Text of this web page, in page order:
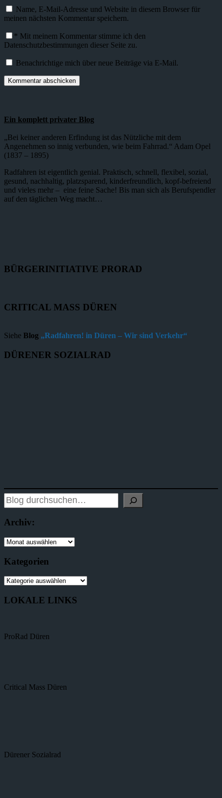
Name, E-Mail-Adresse und Website in diesem Browser für
meinen nächsten Kommentar speichern.
* Mit meinem Kommentar stimme ich den
Datenschutzbestimmungen dieser Seite zu.
Benachrichtige mich über neue Beiträge via E-Mail.
Ein komplett privater Blog
„Bei keiner anderen Erfindung ist das Nützliche mit dem
Angenehmen so innig verbunden, wie beim Fahrrad.“ Adam Opel
(1837 – 1895)
Radfahren ist eigentlich genial. Praktisch, schnell, flexibel, sozial,
gesund, nachhaltig, platzsparend, kinderfreundlich, kopf-befreiend
und vieles mehr – eine feine Sache! Bis man sich als Berufspendler
auf den täglichen Weg macht…
BÜRGERINITIATIVE PRORAD
CRITICAL MASS DÜREN
Siehe Blog „Radfahren! in Düren – Wir sind Verkehr“
DÜRENER SOZIALRAD
Archiv:
Kategorien
LOKALE LINKS
ProRad Düren
Critical Mass Düren
Dürener Sozialrad